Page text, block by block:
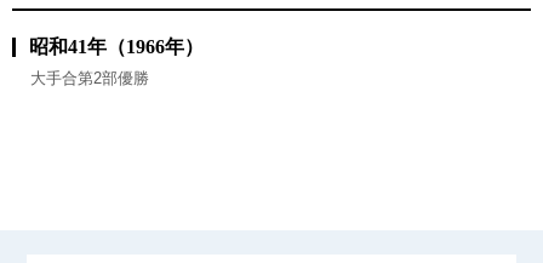
昭和41年（1966年）
大手合第2部優勝